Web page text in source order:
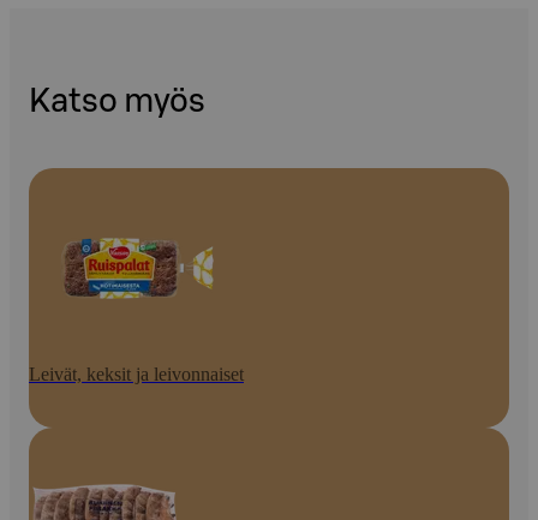
Katso myös
Leivät, keksit ja leivonnaiset